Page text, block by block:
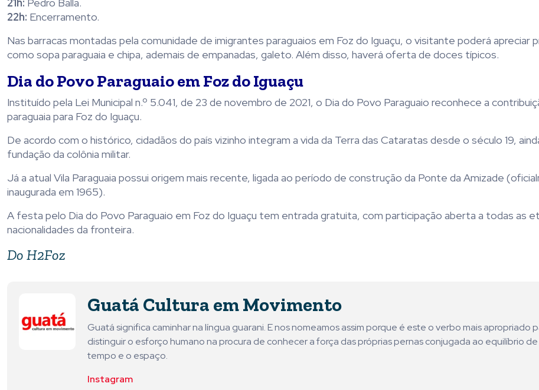
21h: Pedro Balla.
22h: Encerramento.
Nas barracas montadas pela comunidade de imigrantes paraguaios em Foz do Iguaçu, o visitante poderá apreciar
como sopa paraguaia e chipa, ademais de empanadas, galeto. Além disso, haverá oferta de doces típicos.
Dia do Povo Paraguaio em Foz do Iguaçu
Instituído pela Lei Municipal n.º 5.041, de 23 de novembro de 2021, o Dia do Povo Paraguaio reconhece a
paraguaia para Foz do Iguaçu.
De acordo com o histórico, cidadãos do país vizinho integram a vida da Terra das Cataratas desde o século 19,
fundação da colônia militar.
Já a atual Vila Paraguaia possui origem mais recente, ligada ao período de construção da Ponte da Amizade
inaugurada em 1965).
A festa pelo Dia do Povo Paraguaio em Foz do Iguaçu tem entrada gratuita, com participação aberta a todas as
nacionalidades da fronteira.
Do H2Foz
Guatá Cultura em Movimento
Guatá significa caminhar na língua guarani. E nos nomeamos assim porque é este o verbo mais apropriado
distinguir o esforço humano na procura de conhecer a força das próprias pernas conjugada ao equilíbrio
tempo e o espaço.
Instagram